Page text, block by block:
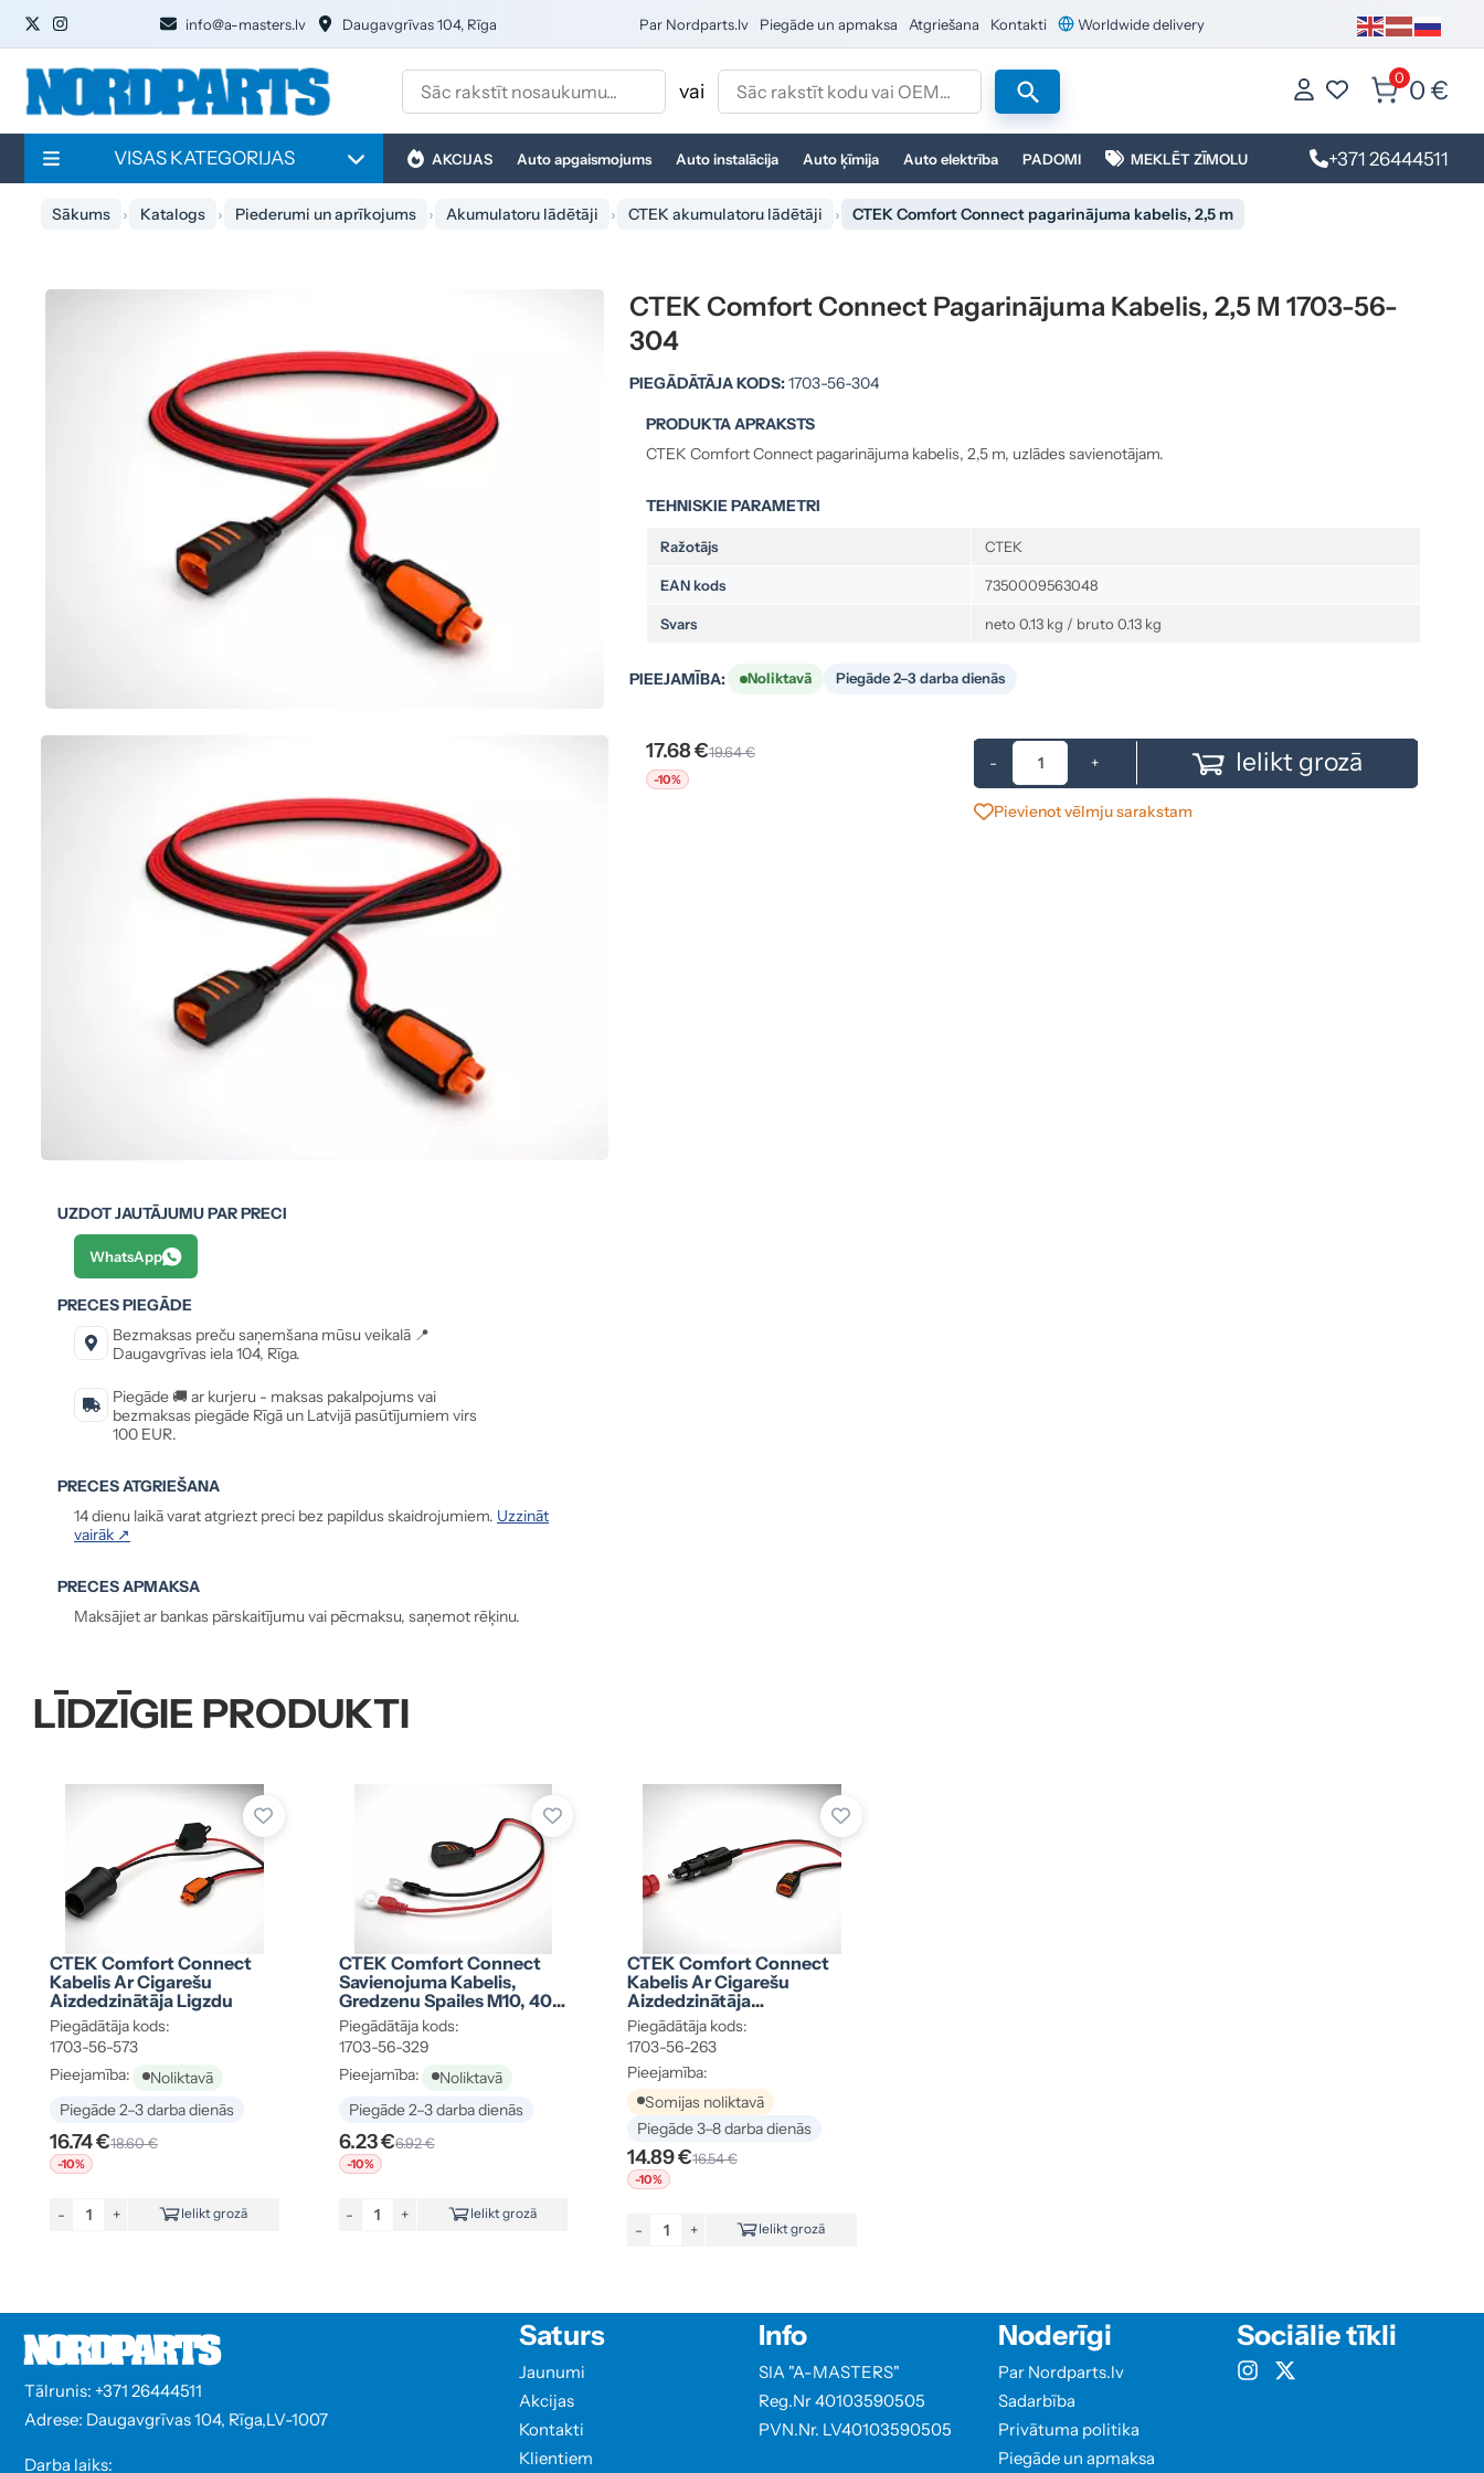
info@a-masters.lv Daugavgrīvas 104, Rīga Par Nordparts.lv Piegāde un apmaksa Atgriešana Kontakti Worldwide delivery
vai
0 0 €
VISAS KATEGORIJAS AKCIJAS Auto apgaismojums Auto instalācija Auto ķīmija Auto elektrība PADOMI MEKLĒT ZĪMOLU +371 26444511
Sākums Katalogs Piederumi un aprīkojums Akumulatoru lādētāji CTEK akumulatoru lādētāji CTEK Comfort Connect pagarinājuma kabelis, 2,5 m
UZDOT JAUTĀJUMU PAR PRECI
WhatsApp
PRECES PIEGĀDE
Bezmaksas preču saņemšana mūsu veikalā 📍
Daugavgrīvas iela 104, Rīga.
Piegāde 🚚 ar kurjeru - maksas pakalpojums vai
bezmaksas piegāde Rīgā un Latvijā pasūtījumiem virs
100 EUR.
PRECES ATGRIEŠANA
14 dienu laikā varat atgriezt preci bez papildus skaidrojumiem. Uzzināt
vairāk ↗
PRECES APMAKSA
Maksājiet ar bankas pārskaitījumu vai pēcmaksu, saņemot rēķinu.
CTEK Comfort Connect Pagarinājuma Kabelis, 2,5 M 1703-56-
304
PIEGĀDĀTĀJA KODS:1703-56-304
PRODUKTA APRAKSTS
CTEK Comfort Connect pagarinājuma kabelis, 2,5 m, uzlādes savienotājam.
TEHNISKIE PARAMETRI
Ražotājs CTEK
EAN kods 7350009563048
Svars neto 0.13 kg / bruto 0.13 kg
PIEEJAMĪBA: Noliktavā Piegāde 2–3 darba dienās
17.68 €19.64 €
-10%
- + Ielikt grozā
Pievienot vēlmju sarakstam
LĪDZĪGIE PRODUKTI
CTEK Comfort Connect
Kabelis Ar Cigarešu
Aizdedzinātāja Ligzdu
Piegādātāja kods:
1703-56-573
Pieejamība:
Noliktavā
Piegāde 2–3 darba dienās
16.74 €18.60 €
-10%
- + Ielikt grozā
CTEK Comfort Connect
Savienojuma Kabelis,
Gredzenu Spailes M10, 400
Mm
Piegādātāja kods:
1703-56-329
Pieejamība:
Noliktavā
Piegāde 2–3 darba dienās
6.23 €6.92 €
-10%
- + Ielikt grozā
CTEK Comfort Connect
Kabelis Ar Cigarešu
Aizdedzinātāja
Kontaktdakšu, 400 Mm
Piegādātāja kods:
1703-56-263
Pieejamība:
Somijas noliktavā
Piegāde 3–8 darba dienās
14.89 €16.54 €
-10%
- + Ielikt grozā
Tālrunis: +371 26444511
Adrese: Daugavgrīvas 104, Rīga,LV-1007
Darba laiks:
Saturs
Jaunumi
Akcijas
Kontakti
Klientiem
Info
SIA "A-MASTERS"
Reg.Nr 40103590505
PVN.Nr. LV40103590505
Noderīgi
Par Nordparts.lv
Sadarbība
Privātuma politika
Piegāde un apmaksa
Sociālie tīkli